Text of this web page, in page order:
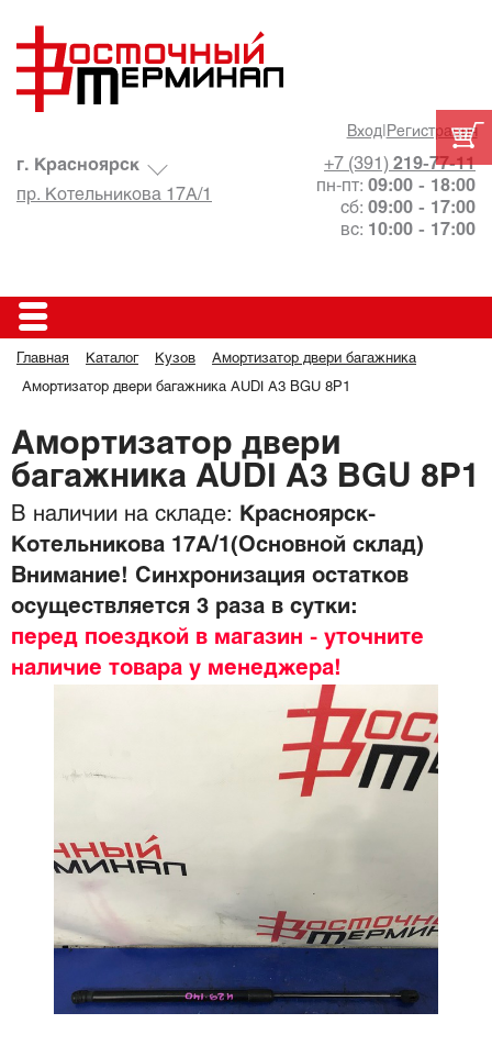
Вход| Регистрация
+7 (391) 219-77-11
пн-пт: 09:00 - 18:00
сб: 09:00 - 17:00
вс: 10:00 - 17:00
г. Красноярск
пр. Котельникова 17А/1
Главная Каталог Кузов Амортизатор двери багажника
Амортизатор двери багажника AUDI A3 BGU 8P1
Амортизатор двери
багажника AUDI A3 BGU 8P1
В наличии на складе:
Красноярск-
Котельникова 17А/1(Основной склад)
Внимание! Синхронизация остатков
осуществляется 3 раза в сутки:
перед поездкой в магазин - уточните
наличие товара у менеджера!